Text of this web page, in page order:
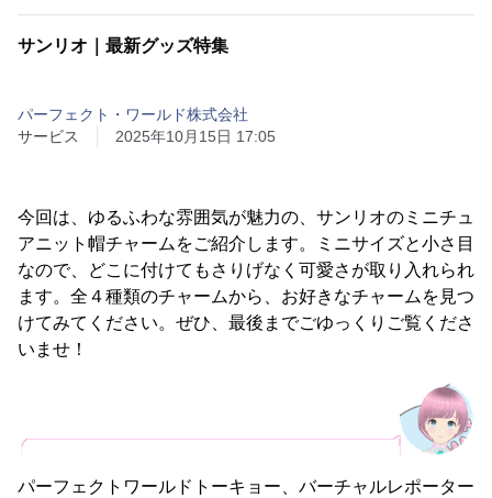
サンリオ｜最新グッズ特集
パーフェクト・ワールド株式会社
サービス
2025年10月15日 17:05
今回は、ゆるふわな雰囲気が魅力の、サンリオのミニチュ
アニット帽チャームをご紹介します。ミニサイズと小さ目
なので、どこに付けてもさりげなく可愛さが取り入れられ
ます。全４種類のチャームから、お好きなチャームを見つ
けてみてください。ぜひ、最後までごゆっくりご覧くださ
いませ！
パーフェクトワールドトーキョー、バーチャルレポーター